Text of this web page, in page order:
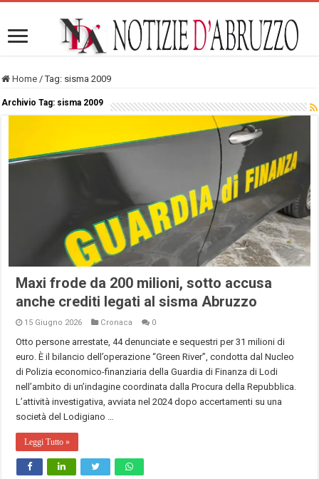
Home / Tag: sisma 2009
Archivio Tag: sisma 2009
Maxi frode da 200 milioni, sotto accusa
anche crediti legati al sisma Abruzzo
15 Giugno 2026 Cronaca 0
Otto persone arrestate, 44 denunciate e sequestri per 31 milioni di
euro. È il bilancio dell’operazione “Green River”, condotta dal Nucleo
di Polizia economico-finanziaria della Guardia di Finanza di Lodi
nell’ambito di un’indagine coordinata dalla Procura della Repubblica.
L’attività investigativa, avviata nel 2024 dopo accertamenti su una
società del Lodigiano …
Leggi Tutto »